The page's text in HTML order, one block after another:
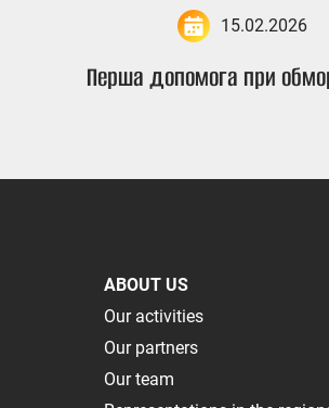
15.02.2026
Перша допомога при
ABOUT US
Our activities
Our partners
Our team